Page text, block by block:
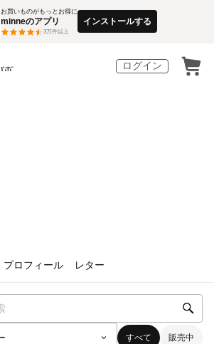
お買いものがもっとお得に
minneのアプリ
3万件以上
インストールする
ログイン
プロフィール レター
すべて 販売中